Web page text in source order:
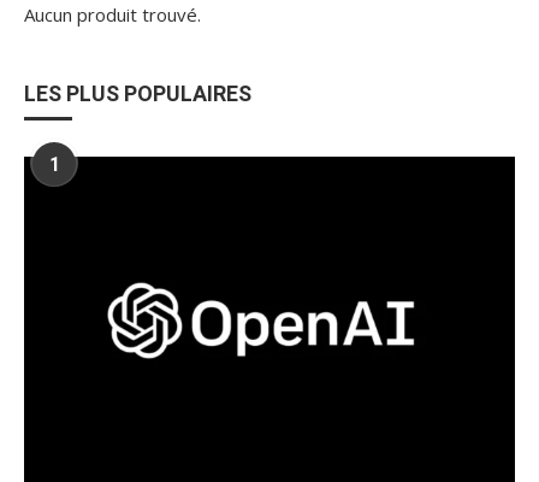
Aucun produit trouvé.
LES PLUS POPULAIRES
1